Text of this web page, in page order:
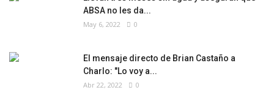
ABSA no les da...
May 6, 2022 0
El mensaje directo de Brian Castaño a
Charlo: "Lo voy a...
Abr 22, 2022 0